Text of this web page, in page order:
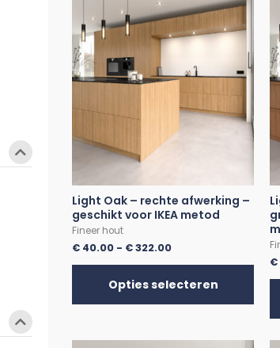
Light Oak – rechte afwerking –
geschikt voor IKEA metod
Fineer hout
€ 40.00 - €322.00
Opties selecteren
€